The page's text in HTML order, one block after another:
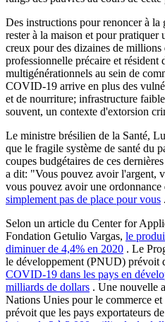
Des instructions pour renoncer à la
rester à la maison et pour pratiquer
creux pour des dizaines de
professionnelle précaire et résident
multigénérationnels au sein de
COVID-19 arrive en plus des
et de nourriture; infrastructure
souvent, un contexte d'extorsion
Le ministre brésilien de la Santé,
que le fragile système de santé du
coupes budgétaires de ces
a dit: "Vous pouvez avoir l'argent,
vous pouvez avoir une
simplement pas de place pour vous
Selon un article du Center for
Fondation Getulio Vargas, le
diminuer de 4,4% en 2020 . Le
le développement (PNUD) prévoit
COVID-19 dans les pays en
milliards de dollars . Une nouvelle
Nations Unies pour le commerce
prévoit que les pays exportateurs